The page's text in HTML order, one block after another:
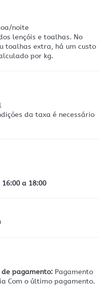
noite
lençóis e toalhas. No
toalhas extra, há um custo
por kg.
da taxa é necessário
a 18:00
de pagamento: Pagamento
Com o último pagamento.